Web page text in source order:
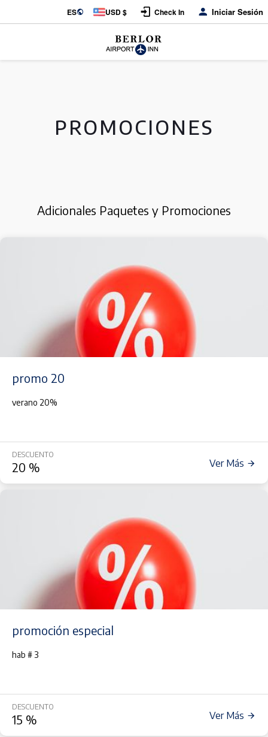
ES USD $ Check In Iniciar Sesión
PROMOCIONES
Adicionales Paquetes y Promociones
promo 20
verano 20%
DESCUENTO
20 % Ver Más
promoción especial
hab # 3
DESCUENTO
15 % Ver Más